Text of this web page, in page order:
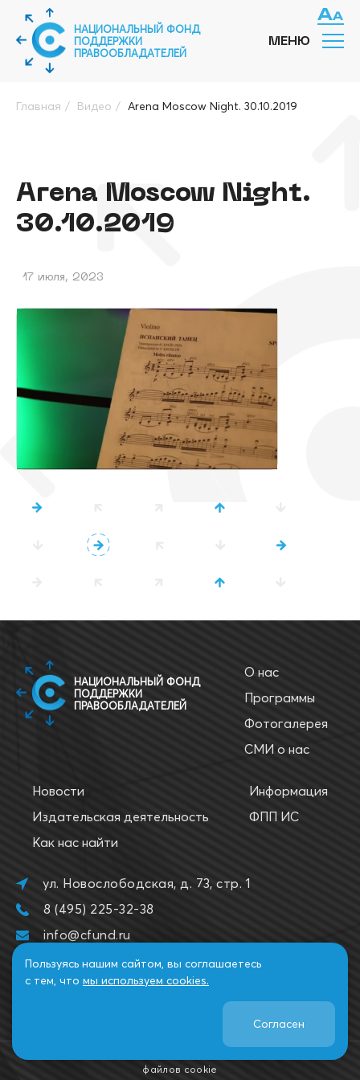
НАЦИОНАЛЬНЫЙ ФОНД
ПОДДЕРЖКИ
ПРАВООБЛАДАТЕЛЕЙ
МЕНЮ
Главная / Видео / Arena Moscow Night. 30.10.2019
Arena Moscow Night.
30.10.2019
17 июля, 2023
НАЦИОНАЛЬНЫЙ ФОНД
ПОДДЕРЖКИ
ПРАВООБЛАДАТЕЛЕЙ
О нас
Программы
Фотогалерея
СМИ о нас
Новости
Издательская деятельность
Как нас найти
Информация
ФПП ИС
ул. Новослободская, д. 73, стр. 1
8 (495) 225-32-38
info@cfund.ru
файлов cookie
Пользуясь нашим сайтом, вы соглашаетесь
с тем, что мы используем cookies.
Согласен